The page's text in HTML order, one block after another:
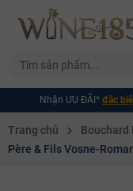
Nhận ƯU ĐÃI* đặc
Trang chủ Bouchard
Père & Fils Vosne-